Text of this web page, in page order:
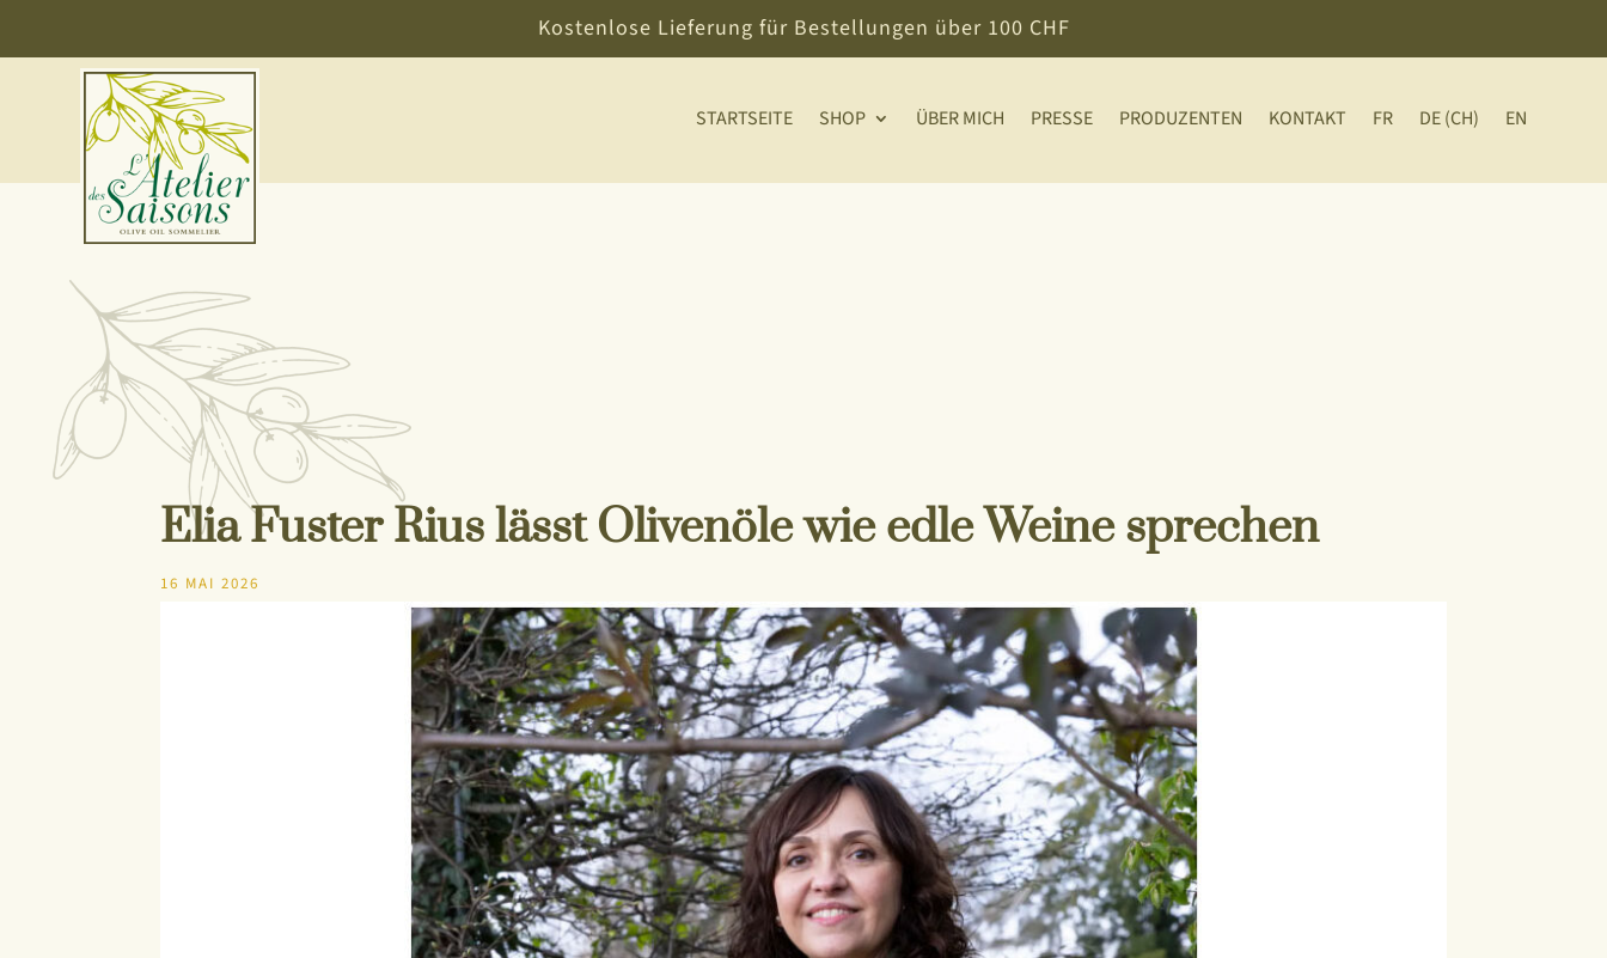
Kostenlose Lieferung für Bestellungen über 100 CHF
STARTSEITE SHOP ÜBER MICH PRESSE PRODUZENTEN KONTAKT FR DE (CH) EN
Elia Fuster Rius lässt Olivenöle wie edle Weine sprechen
16 MAI 2026